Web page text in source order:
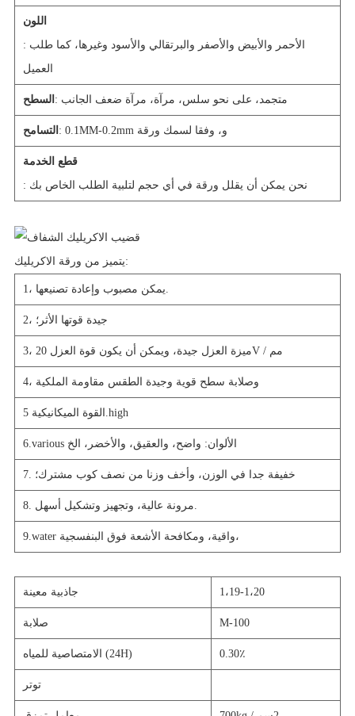
اللون
: الأحمر والأبيض والأصفر والبرتقالي والأسود وغيرها، كما طلب
العميل
السطح : متجمد، على نحو سلس، مرآة، مرآة ضعف الجانب
التسامح : 0.1MM-0.2mm و، وفقا لسمك ورقة
قطع الخدمة
: نحن يمكن أن يقلل ورقة في أي حجم لتلبية الطلب الخاص بك
يتميز من ورقة الاكريليك:
1، يمكن مصبوب وإعادة تصنيعها.
2، جيدة قوتها الأثر؛
3، ميزة العزل جيدة، ويمكن أن يكون قوة العزل 20V / مم
4، وصلابة سطح قوية وجيدة الطقس مقاومة الملكية
القوة الميكانيكية 5.high
6.various الألوان: واضح، والعقيق، والأخضر، الخ
7. خفيفة جدا في الوزن، وأخف وزنا من نصف كوب مشترك؛
8. مرونة عالية، وتجهيز وتشكيل أسهل.
9.water واقية، ومكافحة الأشعة فوق البنفسجية،
جاذبية معينة 1،19-1،20
صلابة M-100
الامتصاصية للمياه (24H) 0.30٪
توتر